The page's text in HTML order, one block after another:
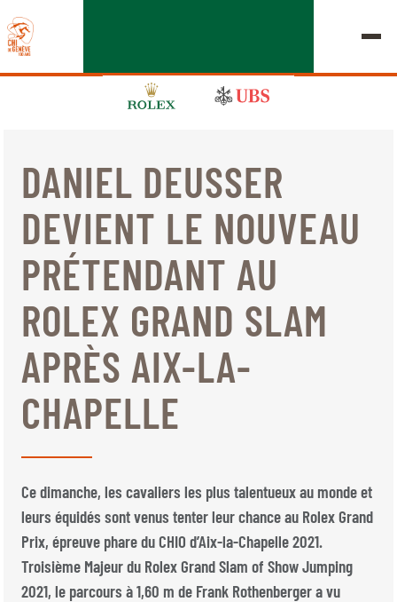
ÉDITION 2026
LE CHIG
MULTIMÉDIA
LIENS RAPIDES
ACCUEIL
EXPOSANTS
DÉPARTS & RÉSULTATS
ROLEX GRAND SLAM
BILLETTERIE
MÉDIAS
© 2026 CHI de Genève. Tous droits réservés
Jeudi, 17 Septembre 2026
DANIEL DEUSSER
DEVIENT LE NOUVEAU
PRÉTENDANT AU
ROLEX GRAND SLAM
APRÈS AIX-LA-
CHAPELLE
Ce dimanche, les cavaliers les plus talentueux au monde et
leurs équidés sont venus tenter leur chance au Rolex Grand
Prix, épreuve phare du CHIO d’Aix-la-Chapelle 2021.
Troisième Majeur du Rolex Grand Slam of Show Jumping
2021, le parcours à 1,60 m de Frank Rothenberger a vu